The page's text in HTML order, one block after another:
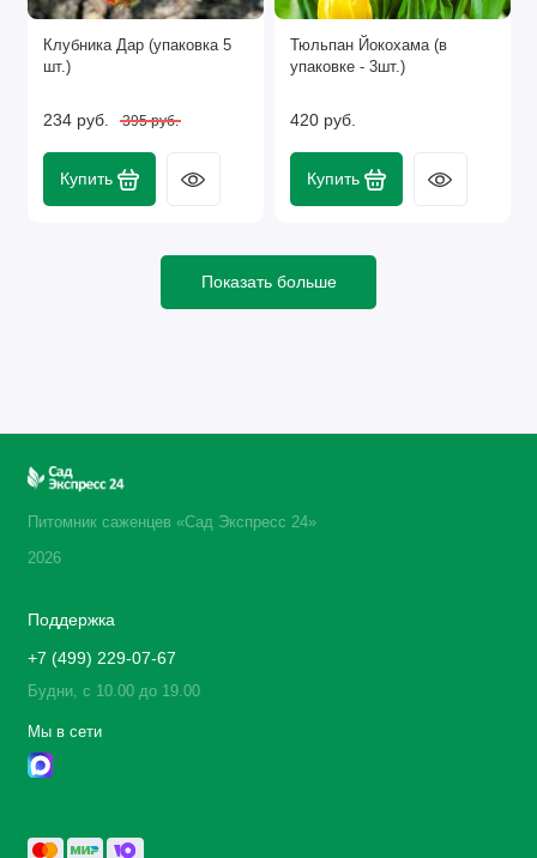
Клубника Дар (упаковка 5
шт.)
234 руб. 395 руб.
Купить
Тюльпан Йокохама (в
упаковке - 3шт.)
420 руб.
Купить
Показать больше
Питомник саженцев «Сад Экспресс 24»
2026
Поддержка
+7 (499) 229-07-67
Будни, с 10.00 до 19.00
Мы в сети